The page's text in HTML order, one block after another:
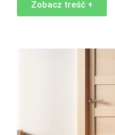
Zobacz treść +